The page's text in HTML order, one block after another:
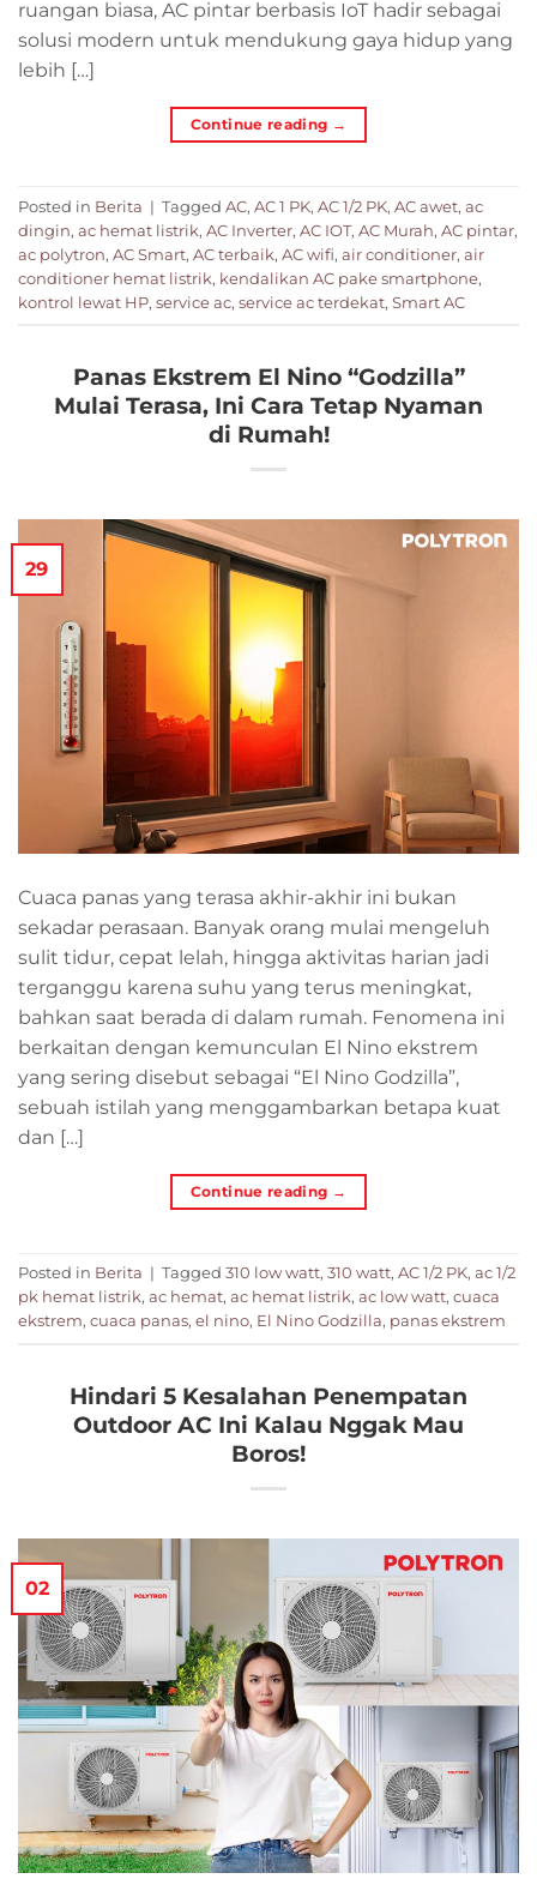
ruangan biasa, AC pintar berbasis IoT hadir sebagai
solusi modern untuk mendukung gaya hidup yang
lebih […]
Continue reading →
Posted in Berita | Tagged AC, AC 1 PK, AC 1/2 PK, AC awet, ac
dingin, ac hemat listrik, AC Inverter, AC IOT, AC Murah, AC pintar,
ac polytron, AC Smart, AC terbaik, AC wifi, air conditioner, air
conditioner hemat listrik, kendalikan AC pake smartphone,
kontrol lewat HP, service ac, service ac terdekat, Smart AC
Panas Ekstrem El Nino “Godzilla”
Mulai Terasa, Ini Cara Tetap Nyaman
di Rumah!
29
Cuaca panas yang terasa akhir-akhir ini bukan
sekadar perasaan. Banyak orang mulai mengeluh
sulit tidur, cepat lelah, hingga aktivitas harian jadi
terganggu karena suhu yang terus meningkat,
bahkan saat berada di dalam rumah. Fenomena ini
berkaitan dengan kemunculan El Nino ekstrem
yang sering disebut sebagai “El Nino Godzilla”,
sebuah istilah yang menggambarkan betapa kuat
dan […]
Continue reading →
Posted in Berita | Tagged 310 low watt, 310 watt, AC 1/2 PK, ac 1/2
pk hemat listrik, ac hemat, ac hemat listrik, ac low watt, cuaca
ekstrem, cuaca panas, el nino, El Nino Godzilla, panas ekstrem
Hindari 5 Kesalahan Penempatan
Outdoor AC Ini Kalau Nggak Mau
Boros!
02